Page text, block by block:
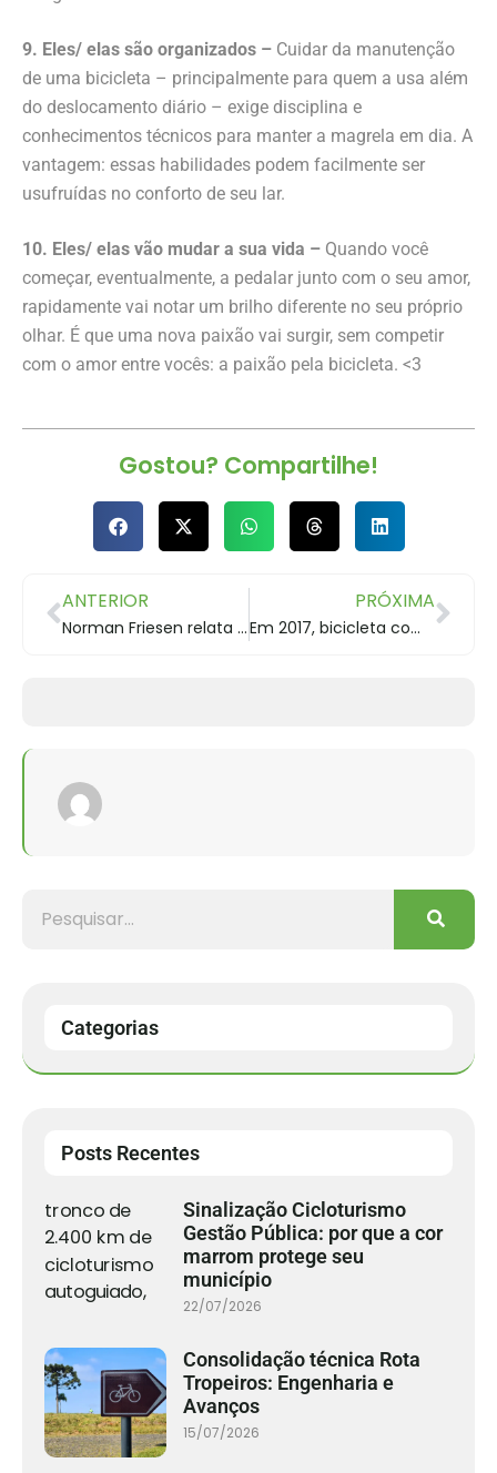
9. Eles/ elas são organizados – Cuidar da manutenção
de uma bicicleta – principalmente para quem a usa além
do deslocamento diário – exige disciplina e
conhecimentos técnicos para manter a magrela em dia. A
vantagem: essas habilidades podem facilmente ser
usufruídas no conforto de seu lar.
10. Eles/ elas vão mudar a sua vida – Quando você
começar, eventualmente, a pedalar junto com o seu amor,
rapidamente vai notar um brilho diferente no seu próprio
olhar. É que uma nova paixão vai surgir, sem competir
com o amor entre vocês: a paixão pela bicicleta. <3
Gostou? Compartilhe!
ANTERIOR
Norman Friesen relata sua experiência em pedalar com o Lobi
PRÓXIMA
Em 2017, bicicleta comemora 200 anos da sua criação
Categorias
Posts Recentes
Sinalização Cicloturismo
Gestão Pública: por que a cor
marrom protege seu
município
22/07/2026
Consolidação técnica Rota
Tropeiros: Engenharia e
Avanços
15/07/2026